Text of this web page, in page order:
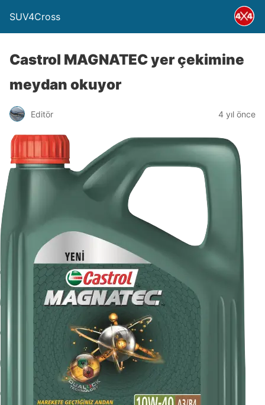
SUV4Cross
Castrol MAGNATEC yer çekimine
meydan okuyor
Editör 4 yıl önce